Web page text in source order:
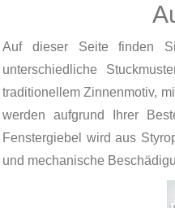
Auf dieser Seite finden
unterschiedliche
traditionellem Zinnenmotiv,
werden aufgrund Ihrer
Fenstergiebel wird aus
und mechanische